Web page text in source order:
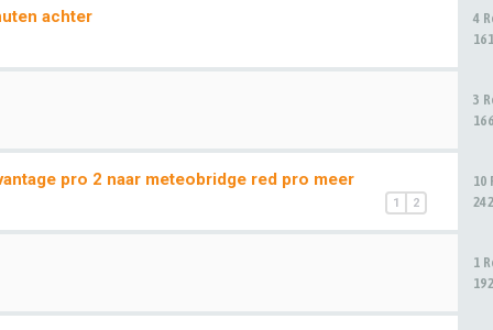
achter
4
3
pro 2 naar meteobridge red pro meer
1 2
10
1